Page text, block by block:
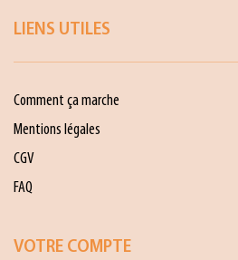
LIENS UTILES
Comment ça marche
Mentions légales
CGV
FAQ
VOTRE COMPTE